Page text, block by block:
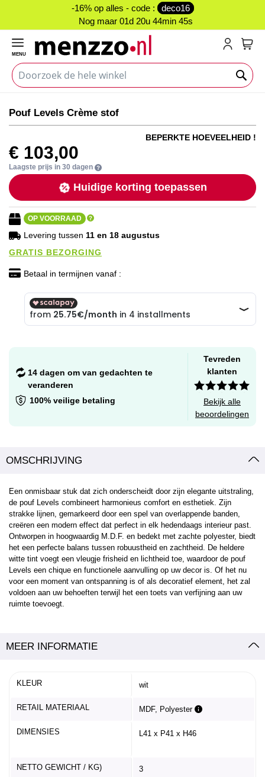
-16% op alles - code :
deco16
Nog maar 01d 20u 44min 45s
MENU
naar
het
van
de
afbeeldingen-
gallerij
naar
het
van
de
afbeeldingen-
gallerij
Pouf Levels Crème stof
BEPERKTE HOEVEELHEID !
€ 103,00
Laagste prijs in 30 dagen
Huidige korting toepassen
OP VOORRAAD
Levering tussen 11 en 18 augustus
GRATIS BEZORGING
Betaal in termijnen vanaf :
14 dagen om van gedachten te
veranderen
100% veilige betaling
Tevreden
klanten
Bekijk alle
beoordelingen
OMSCHRIJVING
Een onmisbaar stuk dat zich onderscheidt door zijn elegante uitstraling,
de pouf Levels combineert harmonieus comfort en esthetiek. Zijn
strakke lijnen, gemarkeerd door een spel van overlappende banden,
creëren een modern effect dat perfect in elk hedendaags interieur past.
Ontworpen in hoogwaardig M.D.F. en bedekt met zachte polyester, biedt
het een perfecte balans tussen robuustheid en zachtheid. De heldere
witte tint voegt een vleugje frisheid en lichtheid toe, waardoor de pouf
Levels een chique en functionele aanvulling op uw decor is. Of het nu
voor een moment van ontspanning is of als decoratief element, het zal
voldoen aan uw behoeften terwijl het een toets van verfijning aan uw
ruimte toevoegt.
MEER INFORMATIE
KLEUR wit
RETAIL MATERIAAL MDF, Polyester
DIMENSIES L41 x P41 x H46
NETTO GEWICHT / KG) 3